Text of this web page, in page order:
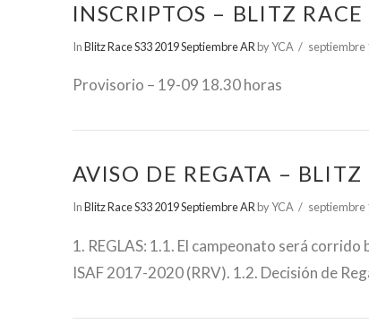
INSCRIPTOS – BLITZ
InBlitz Race S33 2019 Septiembre AR by YCA septiembre
Provisorio – 19-09 18.30 horas
AVISO DE REGATA –
InBlitz Race S33 2019 Septiembre AR by YCA septiembre
1. REGLAS: 1.1. El campeonato será
ISAF 2017-2020 (RRV). 1.2. Decisión de